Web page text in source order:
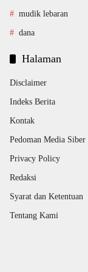
mudik lebaran
dana
Halaman
Disclaimer
Indeks Berita
Kontak
Pedoman Media Siber
Privacy Policy
Redaksi
Syarat dan Ketentuan
Tentang Kami